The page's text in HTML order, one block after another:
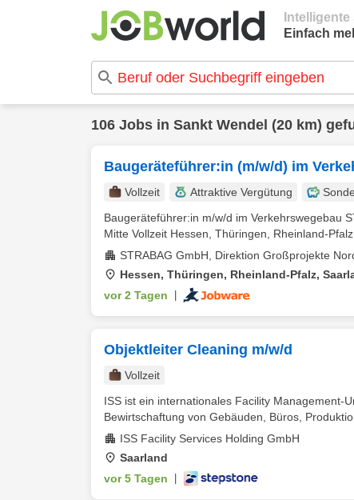
Einfach
106 Jobs in Sankt Wendel (20 km)
Baugeräteführer:in (m/w/d) im
Vollzeit Attraktive Vergütung
Baugeräteführer:in m/w/d im Verkehrswegebau
Mitte Vollzeit Hessen, Thüringen, Rheinland-
STRABAG GmbH, Direktion Großprojekte
Hessen, Thüringen, Rheinland-Pfalz,
vor 2 Tagen
Objektleiter Cleaning m/w/d
Vollzeit
ISS ist ein internationales Facility Management-
Bewirtschaftung von Gebäuden, Büros,
ISS Facility Services Holding GmbH
Saarland
vor 5 Tagen